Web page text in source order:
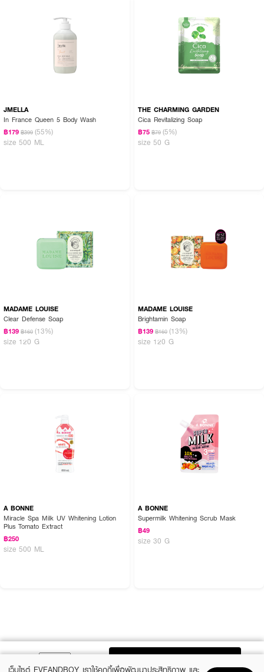
JMELLA
In France Queen 5 Body Wash
฿179 ฿399 (55%)
size 500 ML
THE CHARMING GARDEN
Cica Revitalizing Soap
฿75 ฿79 (5%)
size 50 G
MADAME LOUISE
Clear Defense Soap
฿139 ฿160 (13%)
size 120 G
MADAME LOUISE
Brightamin Soap
฿139 ฿160 (13%)
size 120 G
A BONNE
Miracle Spa Milk UV Whitening Lotion
Plus Tomato Extract
฿250
size 500 ML
A BONNE
Supermilk Whitening Scrub Mask
฿49
size 30 G
เว็บไซต์ EVEANDBOY เราใช้คุกกี้เพื่อพัฒนาประสิทธิภาพ และ